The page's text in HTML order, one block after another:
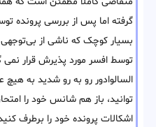
گرفته اما پس از بررسی پرونده
بسیار کوچک که ناشی از بی‌توجهی یا
توسط افسر مورد پذیرش قرار نمی
السالوادور رو به رو شدید به
توانید، باز هم شانس خود را
اشکالات پرونده خود را برطرف